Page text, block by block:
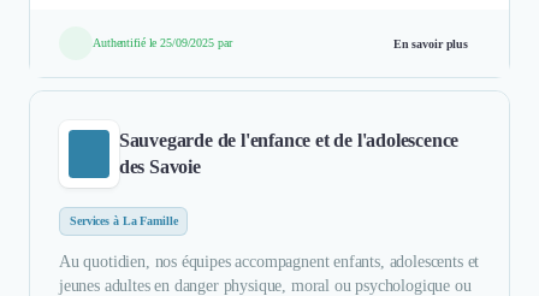
Authentifié le 25/09/2025 par En savoir plus
Sauvegarde de l'enfance et de l'adolescence
des Savoie
Services à La Famille
Au quotidien, nos équipes accompagnent enfants, adolescents et
jeunes adultes en danger physique, moral ou psychologique ou